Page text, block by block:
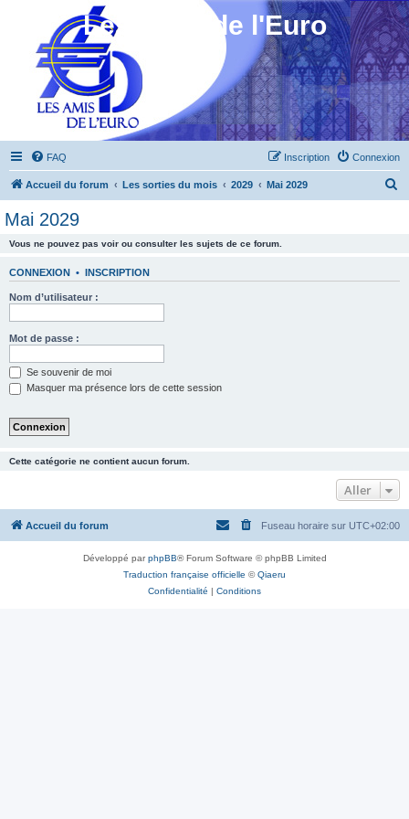
Les Amis de l'Euro
FAQ Connexion
Inscription
Accueil du forum Les sorties du mois 2029 Mai 2029
Mai 2029
Vous ne pouvez pas voir ou consulter les sujets de ce forum.
CONNEXION • INSCRIPTION
Nom d’utilisateur :
Mot de passe :
Se souvenir de moi
Masquer ma présence lors de cette session
Cette catégorie ne contient aucun forum.
Aller
Accueil du forum Fuseau horaire sur UTC+02:00
Développé parphpBB® Forum Software © phpBB Limited
Traduction française officielle ©Qiaeru
Confidentialité | Conditions